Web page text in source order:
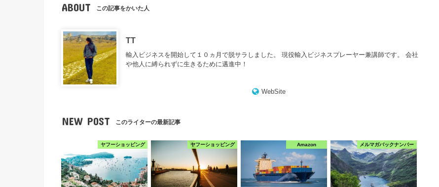
ABOUT この記事をかいた人
TT
輸入ビジネスを開始して１０ヵ月で脱サラしました。 現役輸入ビジネスプレーヤー兼講師です。 会社
や他人に縛られずに生きるために邁進中！
WebSite
NEW POST このライターの最新記事
ヤフーショッピング ヤフーショッピング Amazon メルマガバックナンバー